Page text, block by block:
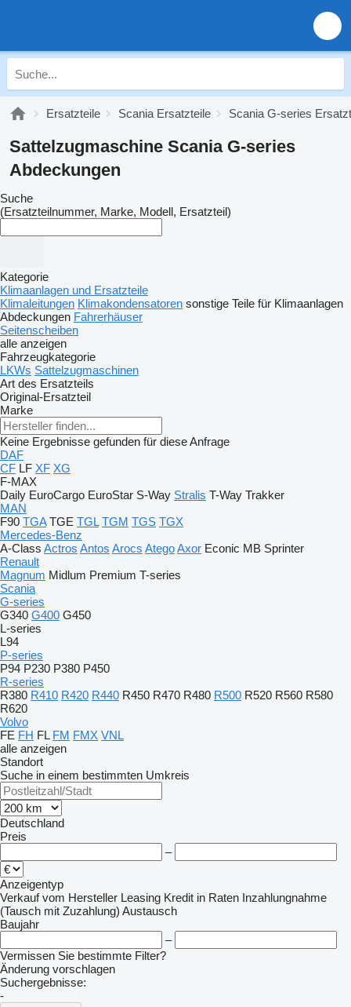
Ersatzteile Scania Ersatzteile Scania G-series
Sattelzugmaschine Scania G-series
Abdeckungen
Suche
(Ersatzteilnummer, Marke, Modell, Ersatzteil)
Kategorie
Klimaanlagen und Ersatzteile
Klimaleitungen Klimakondensatoren sonstige Teile für Klimaanlagen
Abdeckungen Fahrerhäuser
Seitenscheiben
alle anzeigen
Fahrzeugkategorie
LKWs Sattelzugmaschinen
Art des Ersatzteils
Original-Ersatzteil
Marke
Keine Ergebnisse gefunden für diese Anfrage
DAF
CF LF XF XG
F-MAX
Daily EuroCargo EuroStar S-Way Stralis T-Way Trakker
MAN
F90 TGA TGE TGL TGM TGS TGX
Mercedes-Benz
A-Class Actros Antos Arocs AtegoAxor Econic MB Sprinter
Renault
Magnum Midlum Premium T-series
Scania
G-series
G340 G400 G450
L-series
L94
P-series
P94 P230 P380 P450
R-series
R380 R410 R420 R440 R450 R470 R480 R500 R520 R560 R580
R620
Volvo
FE FH FL FM FMX VNL
alle anzeigen
Standort
Suche in einem bestimmten Umkreis
Deutschland
Preis
–
Anzeigentyp
Verkauf vom Hersteller Leasing Kredit in Raten Inzahlungnahme
(Tausch mit Zuzahlung) Austausch
Baujahr
–
Vermissen Sie bestimmte Filter?
Änderung vorschlagen
Suchergebnisse:
-